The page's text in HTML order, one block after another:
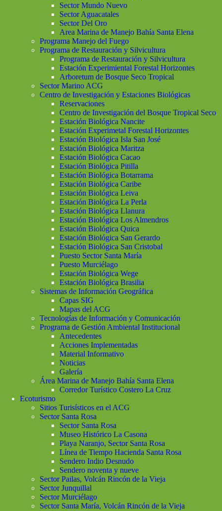
Sector Mundo Nuevo
Sector Aguacatales
Sector Del Oro
Area Marina de Manejo Bahía Santa Elena
Programa Manejo del Fuego
Programa de Restauración y Silvicultura
Programa de Restauración y Silvicultura
Estación Experimiental Forestal Horizontes
Arboretum de Bosque Seco Tropical
Sector Marino ACG
Centro de Investigación y Estaciones Biológicas
Reservaciones
Centro de Investigación del Bosque Tropical Seco
Estación Biológica Nancite
Estación Experimetal Forestal Horizontes
Estación Biológica Isla San José
Estación Biológica Maritza
Estación Biológica Cacao
Estación Biológica Pitilla
Estación Biológica Botarrama
Estación Biológica Caribe
Estación Biológica Leiva
Estación Biológica La Perla
Estación Biológica Llanura
Estación Biológica Los Almendros
Estación Biológica Quica
Estación Biológica San Gerardo
Estación Biológica San Cristobal
Puesto Sector Santa María
Puesto Murciélago
Estación Biológica Wege
Estación Biológica Brasilia
Sistemas de Información Geográfica
Capas SIG
Mapas del ACG
Tecnologías de Información y Comunicación
Programa de Gestión Ambiental Institucional
Antecedentes
Acciones Implementadas
Material Informativo
Noticias
Galería
Área Marina de Manejo Bahía Santa Elena
Corredor Turístico Costero La Cruz
Ecoturismo
Sitios Turisísticos en el ACG
Sector Santa Rosa
Sector Santa Rosa
Museo Histórico La Casona
Playa Naranjo, Sector Santa Rosa
Línea de Tiempo Hacienda Santa Rosa
Sendero Indio Desnudo
Sendero noventa y nueve
Sector Pailas, Volcán Rincón de la Vieja
Sector Junquillal
Sector Murciélago
Sector Santa María, Volcán Rincón de la Vieja